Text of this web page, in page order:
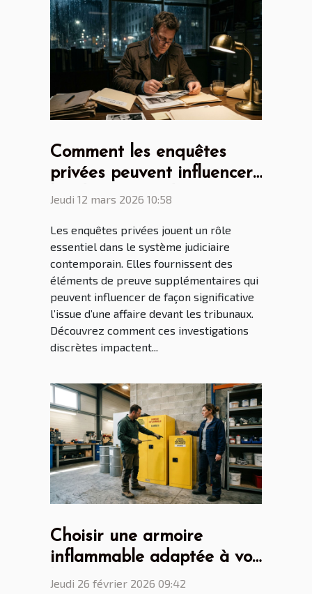
Comment les enquêtes
privées peuvent influencer
les décisions judiciaires ?
Jeudi 12 mars 2026 10:58
Les enquêtes privées jouent un rôle
essentiel dans le système judiciaire
contemporain. Elles fournissent des
éléments de preuve supplémentaires qui
peuvent influencer de façon significative
l’issue d’une affaire devant les tribunaux.
Découvrez comment ces investigations
discrètes impactent...
Choisir une armoire
inflammable adaptée à vos
besoins de sécurité
Jeudi 26 février 2026 09:42